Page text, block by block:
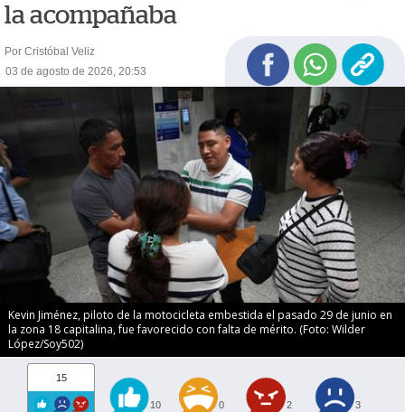
la acompañaba
Por Cristóbal Veliz
03 de agosto de 2026, 20:53
Kevin Jiménez, piloto de la motocicleta embestida el pasado 29 de junio en
la zona 18 capitalina, fue favorecido con falta de mérito. (Foto: Wilder
López/Soy502)
15
10 0 2 3